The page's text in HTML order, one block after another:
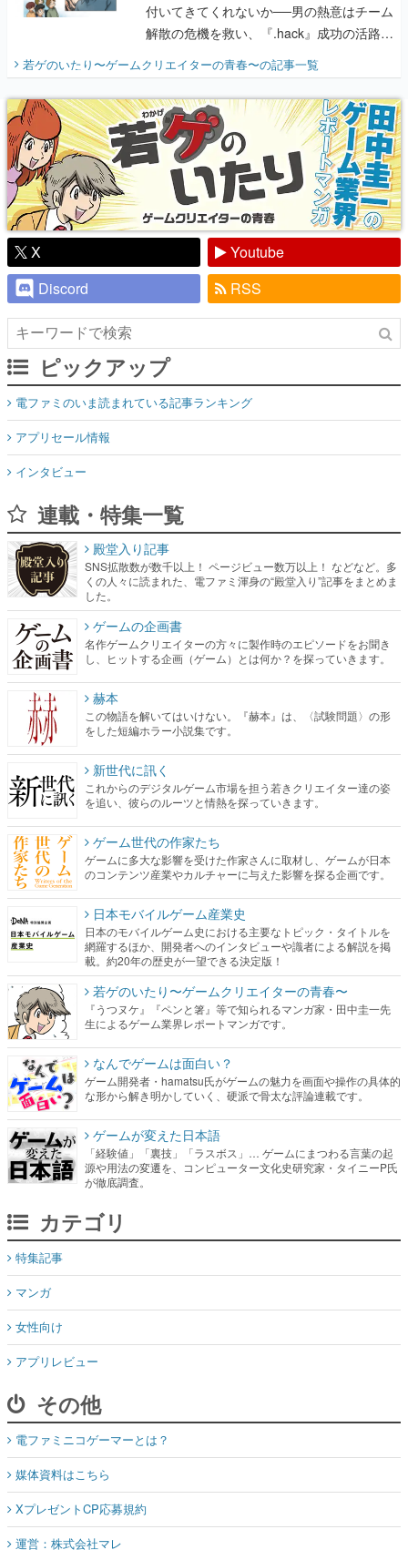
付いてきてくれないか──男の熱意はチーム
解散の危機を救い、『.hack』成功の活路を
『少年ジャンプ』色だった【若ゲのいた
り】
若ゲのいたり〜ゲームクリエイターの青春〜の記事一覧
X
Youtube
Discord
RSS
ピックアップ
電ファミのいま読まれている記事ランキング
アプリセール情報
インタビュー
連載・特集一覧
殿堂入り記事
SNS拡散数が数千以上！ ページビュー数万以上！ などなど。多
くの人々に読まれた、電ファミ渾身の“殿堂入り”記事をまとめま
した。
ゲームの企画書
名作ゲームクリエイターの方々に製作時のエピソードをお聞き
し、ヒットする企画（ゲーム）とは何か？を探っていきます。
赫本
この物語を解いてはいけない。『赫本』は、〈試験問題〉の形
をした短編ホラー小説集です。
新世代に訊く
これからのデジタルゲーム市場を担う若きクリエイター達の姿
を追い、彼らのルーツと情熱を探っていきます。
ゲーム世代の作家たち
ゲームに多大な影響を受けた作家さんに取材し、ゲームが日本
のコンテンツ産業やカルチャーに与えた影響を探る企画です。
日本モバイルゲーム産業史
日本のモバイルゲーム史における主要なトピック・タイトルを
網羅するほか、開発者へのインタビューや識者による解説を掲
載。約20年の歴史が一望できる決定版！
若ゲのいたり〜ゲームクリエイターの青春〜
『うつヌケ』『ペンと箸』等で知られるマンガ家・田中圭一先
生によるゲーム業界レポートマンガです。
なんでゲームは面白い？
ゲーム開発者・hamatsu氏がゲームの魅力を画面や操作の具体的
な形から解き明かしていく、硬派で骨太な評論連載です。
ゲームが変えた日本語
「経験値」「裏技」「ラスボス」… ゲームにまつわる言葉の起
源や用法の変遷を、コンピューター文化史研究家・タイニーP氏
が徹底調査。
カテゴリ
特集記事
マンガ
女性向け
アプリレビュー
その他
電ファミニコゲーマーとは？
媒体資料はこちら
XプレゼントCP応募規約
運営：株式会社マレ